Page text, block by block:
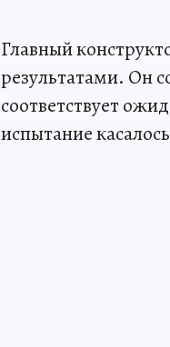
Главный
результатами. Он
соответствует
испытание